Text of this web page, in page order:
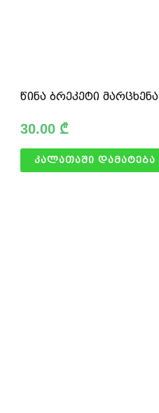
წინა ბრეკეტი მარცხენა
30.00 ₾
კალათაში დამატება